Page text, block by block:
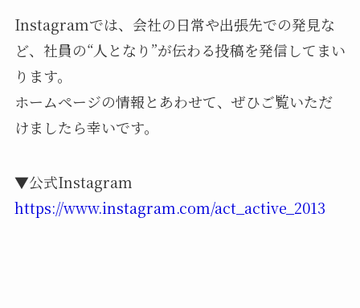
Instagramでは、会社の日常や出張先での発見な
ど、社員の“人となり”が伝わる投稿を発信してまい
ります。
ホームページの情報とあわせて、ぜひご覧いただ
けましたら幸いです。
▼公式Instagram
https://www.instagram.com/act_active_2013